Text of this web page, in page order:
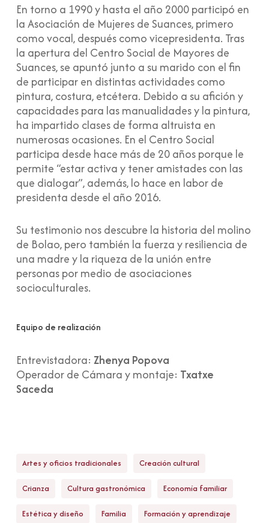
En torno a 1990 y hasta el año 2000 participó en
la Asociación de Mujeres de Suances, primero
como vocal, después como vicepresidenta. Tras
la apertura del Centro Social de Mayores de
Suances, se apuntó junto a su marido con el fin
de participar en distintas actividades como
pintura, costura, etcétera. Debido a su afición y
capacidades para las manualidades y la pintura,
ha impartido clases de forma altruista en
numerosas ocasiones. En el Centro Social
participa desde hace más de 20 años porque le
permite “estar activa y tener amistades con las
que dialogar”, además, lo hace en labor de
presidenta desde el año 2016.
Su testimonio nos descubre la historia del molino
de Bolao, pero también la fuerza y resiliencia de
una madre y la riqueza de la unión entre
personas por medio de asociaciones
socioculturales.
Equipo de realización
Entrevistadora: Zhenya Popova
Operador de Cámara y montaje: Txatxe
Saceda
Artes y oficios tradicionales Creación cultural
Crianza Cultura gastronómica Economía familiar
Estética y diseño Familia Formación y aprendizaje